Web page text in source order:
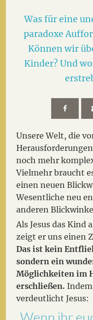
Was für eine
paradoxe
Können wir
Kinder? Und
Unsere Welt, die
noch mehr
Vielmehr braucht
einen neuen
Wesentliche neu
anderen
Als Jesus das
zeigt er uns einen
Das ist kein
sondern ein
Möglichkeiten im
erschließen.
verdeutlicht Jesus:
„Wenn ihr